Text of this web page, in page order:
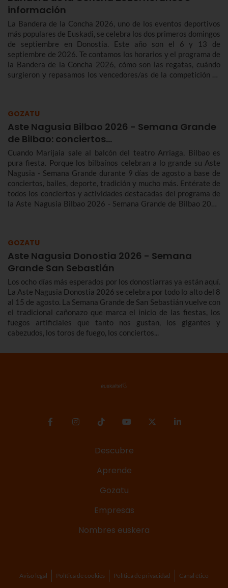
información
La Bandera de la Concha 2026, uno de los eventos deportivos
más populares de Euskadi, se celebra los dos primeros domingos
de septiembre en Donostia. Este año son el 6 y 13 de
septiembre de 2026. Te contamos los horarios y el programa de
la Bandera de la Concha 2026, cómo son las regatas, cuándo
surgieron y repasamos los vencedores/as de la competición de
GOZATU
Aste Nagusia Bilbao 2026 - Semana Grande
de Bilbao: conciertos…
Cuando Marijaia sale al balcón del teatro Arriaga, Bilbao es
pura fiesta. Porque los bilbaínos celebran a lo grande su Aste
Nagusia - Semana Grande durante 9 días de agosto a base de
conciertos, bailes, deporte, tradición y mucho más. Entérate de
todos los conciertos y actividades destacadas del programa de
la Aste Nagusia Bilbao 2026 - Semana Grande de Bilbao 2026
GOZATU
Aste Nagusia Donostia 2026 - Semana
Grande San Sebastián
Los ocho días más esperados por los donostiarras ya están aquí.
La Aste Nagusia Donostia 2026 se celebra por todo lo alto del 8
al 15 de agosto. La Semana Grande de San Sebastián vuelve con
el tradicional cañonazo que marca el inicio de las fiestas, los
fuegos artificiales que tanto nos gustan, los gigantes y
cabezudos, los toros de fuego, los conciertos...
Descubre
Aprende
Gozatu
Empresas
Nombres euskera
Aviso legal Política de cookies Política de privacidad Canal ético